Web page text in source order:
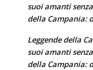
suoi amanti
della Campania:
Leggende della
suoi amanti
della Campania: